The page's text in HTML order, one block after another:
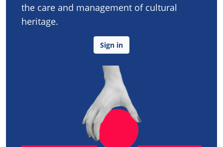
the care and management of cultural
heritage.
Sign in